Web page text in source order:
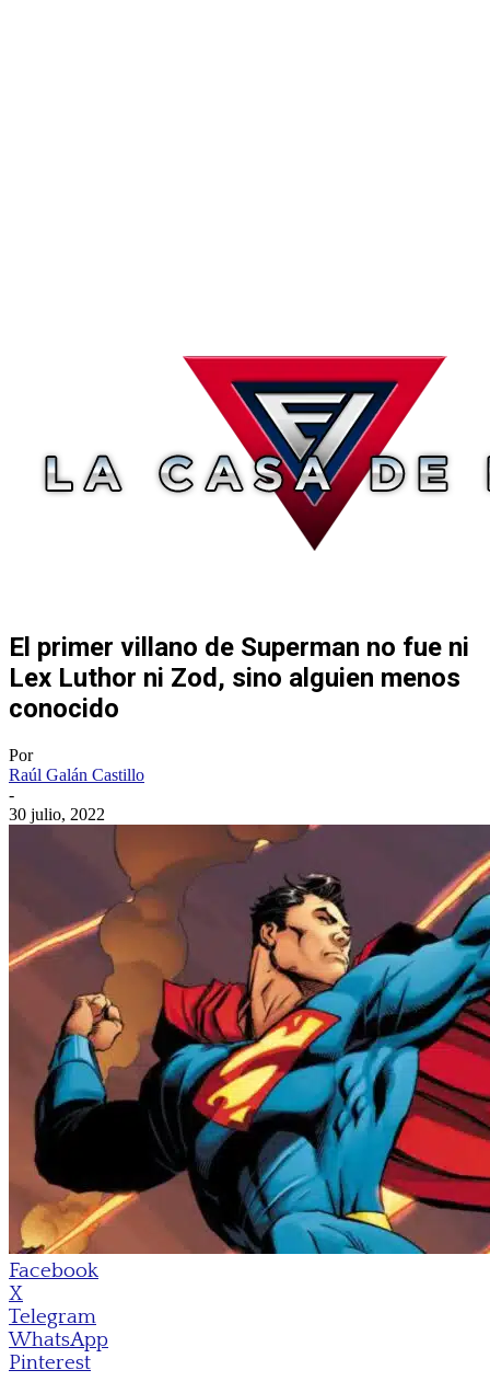
El primer villano de Superman no fue ni
Lex Luthor ni Zod, sino alguien menos
conocido
Por
Raúl Galán Castillo
-
30 julio, 2022
Facebook
X
Telegram
WhatsApp
Pinterest